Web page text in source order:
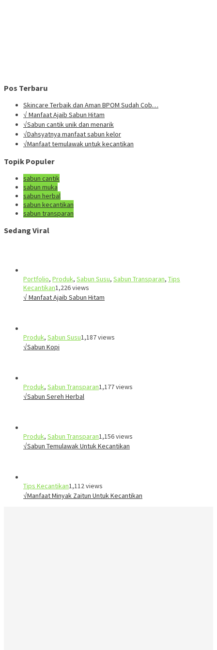
Pos Terbaru
Skincare Terbaik dan Aman BPOM Sudah Cob…
√ Manfaat Ajaib Sabun Hitam
√Sabun cantik unik dan menarik
√Dahsyatnya manfaat sabun kelor
√Manfaat temulawak untuk kecantikan
Topik Populer
sabun cantik
sabun muka
sabun herbal
sabun kecantikan
sabun transparan
Sedang Viral
Portfolio, Produk, Sabun Susu, Sabun Transparan, Tips
Kecantikan1,226 views
√ Manfaat Ajaib Sabun Hitam
Produk, Sabun Susu1,187 views
√Sabun Kopi
Produk, Sabun Transparan1,177 views
√Sabun Sereh Herbal
Produk, Sabun Transparan1,156 views
√Sabun Temulawak Untuk Kecantikan
Tips Kecantikan1,112 views
√Manfaat Minyak Zaitun Untuk Kecantikan